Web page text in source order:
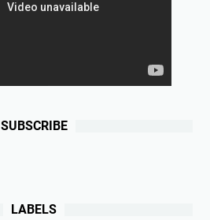
SUBSCRIBE
LABELS